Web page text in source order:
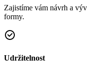
Zajistíme vám návrh a
formy.
Udržitelnost